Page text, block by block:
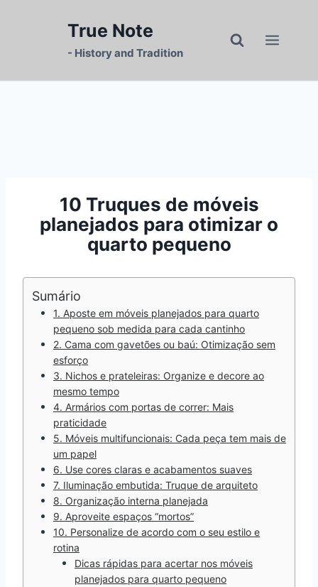
True Note
- History and Tradition
10 Truques de móveis
planejados para otimizar o
quarto pequeno
Sumário
1. Aposte em móveis planejados para quarto
pequeno sob medida para cada cantinho
2. Cama com gavetões ou baú: Otimização sem
esforço
3. Nichos e prateleiras: Organize e decore ao
mesmo tempo
4. Armários com portas de correr: Mais
praticidade
5. Móveis multifuncionais: Cada peça tem mais de
um papel
6. Use cores claras e acabamentos suaves
7. Iluminação embutida: Truque de arquiteto
8. Organização interna planejada
9. Aproveite espaços “mortos”
10. Personalize de acordo com o seu estilo e
rotina
Dicas rápidas para acertar nos móveis
planejados para quarto pequeno